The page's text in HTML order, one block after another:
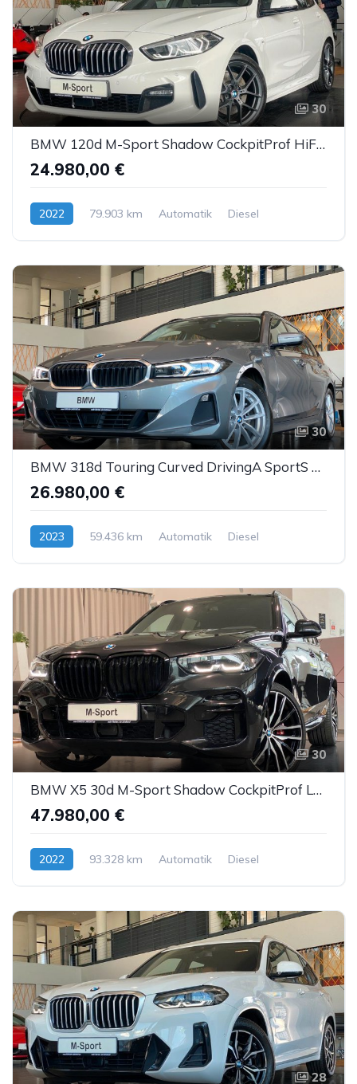
30
BMW 120d M-Sport Shadow CockpitProf HiFi Sitzhzg AHK
24.980,00 €
2022 79.903 km Automatik Diesel
30
BMW 318d Touring Curved DrivingA SportS Kam LED ACC
26.980,00 €
2023 59.436 km Automatik Diesel
30
BMW X5 30d M-Sport Shadow CockpitProf Leder ACC 22"
47.980,00 €
2022 93.328 km Automatik Diesel
28